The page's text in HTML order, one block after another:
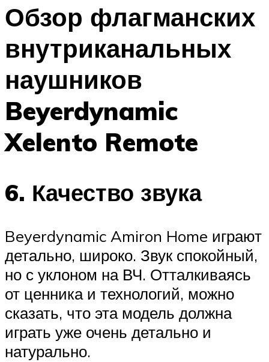
Обзор флагманских
внутриканальных
наушников
Beyerdynamic
Xelento Remote
6. Качество звука
Beyerdynamic Amiron Home играют
детально, широко. Звук спокойный,
но с уклоном на ВЧ. Отталкиваясь
от ценника и технологий, можно
сказать, что эта модель должна
играть уже очень детально и
натурально.